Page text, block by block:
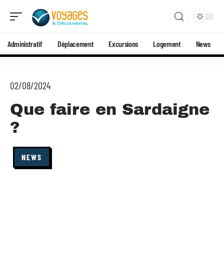
Administratif Déplacement Excursions Logement News
02/08/2024
Que faire en Sardaigne
?
NEWS